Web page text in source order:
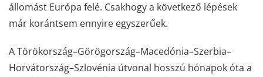
állomást Európa felé. Csakhogy a következő lépések
már korántsem ennyire egyszerűek.
A Törökország–Görögország–Macedónia–Szerbia–
Horvátország–Szlovénia útvonal hosszú hónapok óta a